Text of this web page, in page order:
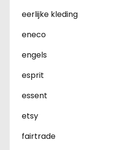
eerlijke kleding
eneco
engels
esprit
essent
etsy
fairtrade